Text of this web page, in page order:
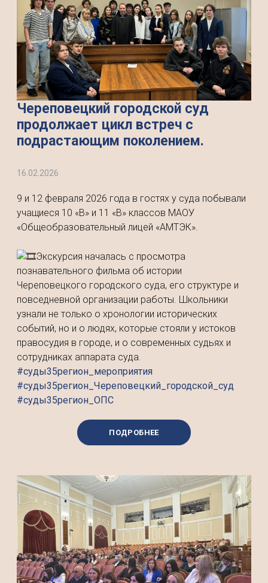
Череповецкий городской суд
продолжает цикл встреч с
подрастающим поколением.
16.02.2026
9 и 12 февраля 2026 года в гостях у суда побывали
учащиеся 10 «В» и 11 «В» классов МАОУ
«Общеобразовательный лицей «АМТЭК».
Экскурсия началась с просмотра
познавательного фильма об истории
Череповецкого городского суда, его структуре и
повседневной организации работы. Школьники
узнали не только о хронологии исторических
событий, но и о людях, которые стояли у истоков
правосудия в городе, и о современных судьях и
сотрудниках аппарата суда.
#суды35регион_мероприятия
#суды35регион_Череповецкий_городской_суд
#суды35регион_ОПС
ПОДРОБНЕЕ